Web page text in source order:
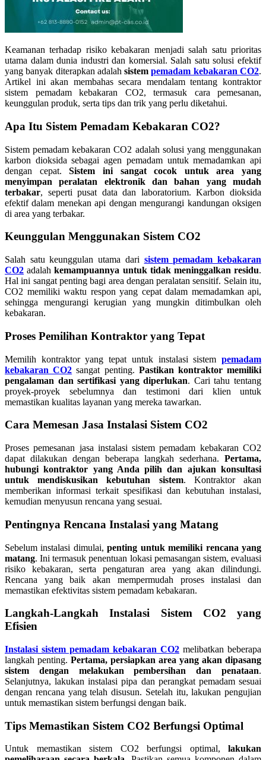
Keamanan terhadap risiko kebakaran menjadi salah satu prioritas
utama dalam dunia industri dan komersial. Salah satu solusi efektif
yang banyak diterapkan adalahsistempemadam kebakaran CO2.
Artikel ini akan membahas secara mendalam tentang kontraktor
sistem pemadam kebakaran CO2, termasuk cara pemesanan,
keunggulan produk, serta tips dan trik yang perlu diketahui.
Apa Itu Sistem Pemadam Kebakaran CO2?
Sistem pemadam kebakaran CO2 adalah solusi yang menggunakan
karbon dioksida sebagai agen pemadam untuk memadamkan api
dengan cepat.Sistem ini sangat cocok untuk area yang
menyimpan peralatan elektronik dan bahan yang mudah
terbakar, seperti pusat data dan laboratorium. Karbon dioksida
efektif dalam menekan api dengan mengurangi kandungan oksigen
di area yang terbakar.
Keunggulan Menggunakan Sistem CO2
Salah satu keunggulan utama dari sistem pemadam kebakaran
CO2 adalahkemampuannya untuk tidak meninggalkan residu.
Hal ini sangat penting bagi area dengan peralatan sensitif. Selain itu,
CO2 memiliki waktu respon yang cepat dalam memadamkan api,
sehingga mengurangi kerugian yang mungkin ditimbulkan oleh
kebakaran.
Proses Pemilihan Kontraktor yang Tepat
Memilih kontraktor yang tepat untuk instalasi sistem pemadam
kebakaran CO2 sangat penting. Pastikan kontraktor memiliki
pengalaman dan sertifikasi yang diperlukan. Cari tahu tentang
proyek-proyek sebelumnya dan testimoni dari klien untuk
memastikan kualitas layanan yang mereka tawarkan.
Cara Memesan Jasa Instalasi Sistem CO2
Proses pemesanan jasa instalasi sistem pemadam kebakaran CO2
dapat dilakukan dengan beberapa langkah sederhana. Pertama,
hubungi kontraktor yang Anda pilih dan ajukan konsultasi
untuk mendiskusikan kebutuhan sistem. Kontraktor akan
memberikan informasi terkait spesifikasi dan kebutuhan instalasi,
kemudian menyusun rencana yang sesuai.
Pentingnya Rencana Instalasi yang Matang
Sebelum instalasi dimulai,penting untuk memiliki rencana yang
matang. Ini termasuk penentuan lokasi pemasangan sistem, evaluasi
risiko kebakaran, serta pengaturan area yang akan dilindungi.
Rencana yang baik akan mempermudah proses instalasi dan
memastikan efektivitas sistem pemadam kebakaran.
Langkah-Langkah Instalasi Sistem CO2 yang
Efisien
Instalasi sistem pemadam kebakaran CO2 melibatkan beberapa
langkah penting. Pertama, persiapkan area yang akan dipasang
sistem dengan melakukan pembersihan dan penataan.
Selanjutnya, lakukan instalasi pipa dan perangkat pemadam sesuai
dengan rencana yang telah disusun. Setelah itu, lakukan pengujian
untuk memastikan sistem berfungsi dengan baik.
Tips Memastikan Sistem CO2 Berfungsi Optimal
Untuk memastikan sistem CO2 berfungsi optimal, lakukan